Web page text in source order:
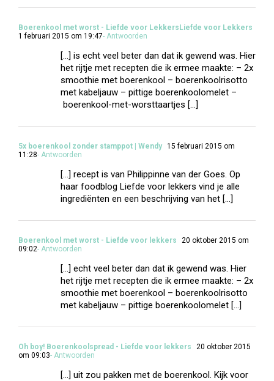
Boerenkool met worst - Liefde voor LekkersLiefde voor Lekkers
1 februari 2015 om 19:47- Antwoorden
[…] is echt veel beter dan dat ik gewend was. Hier
het rijtje met recepten die ik ermee maakte: – 2x
smoothie met boerenkool – boerenkoolrisotto
met kabeljauw – pittige boerenkoolomelet –
boerenkool-met-worsttaartjes […]
5x boerenkool zonder stamppot | Wendy 15 februari 2015 om
11:28- Antwoorden
[…] recept is van Philippinne van der Goes. Op
haar foodblog Liefde voor lekkers vind je alle
ingrediënten en een beschrijving van het […]
Boerenkool met worst - Liefde voor lekkers
20 oktober 2015 om
09:02- Antwoorden
[…] echt veel beter dan dat ik gewend was. Hier
het rijtje met recepten die ik ermee maakte: – 2x
smoothie met boerenkool – boerenkoolrisotto
met kabeljauw – pittige boerenkoolomelet […]
Oh boy! Boerenkoolspread - Liefde voor lekkers
20 oktober 2015
om 09:03- Antwoorden
[…] uit zou pakken met de boerenkool. Kijk voor